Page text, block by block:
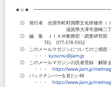
★☆★
◎ 発行者 全国市町村国際文化研修所（Ｊ
滋賀県大津市唐崎二丁
◎ 編 集 ＪＩＡＭ教務部・調査研究部
TEL
077-578-5932
◎ このメールマガジンについてのご感想
・・・ kyoumu@jiam.jp
◎ このメールマガジンの読者登録・解除
・・・ https://www.jiam.jp/
◎ バックナンバーを見たい時
・・・ https://www.jiam.jp/